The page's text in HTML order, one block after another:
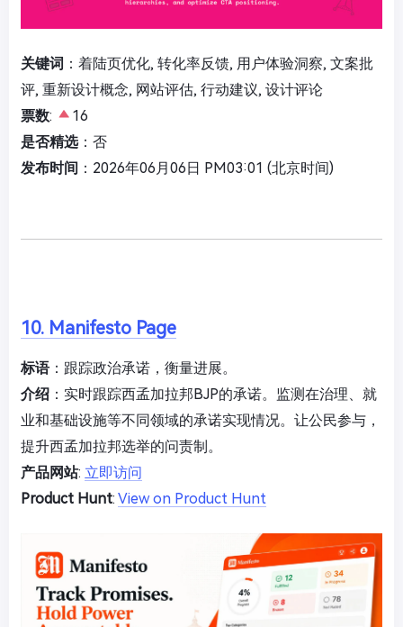
关键词 ：着陆页优化, 转化率反馈, 用户体验洞察, 文案批
评, 重新设计概念, 网站评估, 行动建议, 设计评论
票数:
16
是否精选：否
发布时间 ：2026年06月06日 PM03:01 (北京时间)
10. Manifesto Page
标语：跟踪政治承诺，衡量进展。
介绍 ：实时跟踪西孟加拉邦BJP的承诺。监测在治理、就
业和基础设施等不同领域的承诺实现情况。让公民参与，
提升西孟加拉邦选举的问责制。
产品网站: 立即访问
Product Hunt: View on Product Hunt